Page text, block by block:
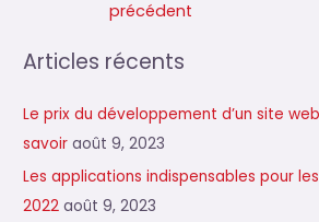
l’article
précédent
Articles récents
Le prix du développement d’un site
savoir août 9, 2023
Les applications indispensables pour
2022 août 9, 2023